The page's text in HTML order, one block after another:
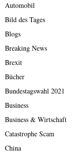
Automobil
Bild des Tages
Blogs
Breaking News
Brexit
Bücher
Bundestagswahl 2021
Business
Business & Wirtschaft
Catastrophe Scam
China